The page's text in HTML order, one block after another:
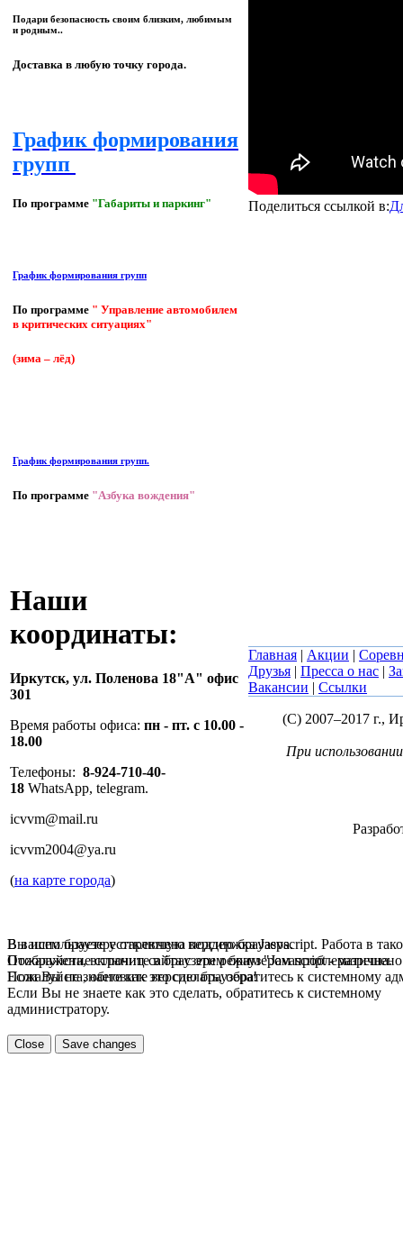
Подари безопасность своим близким, любимым
и родным..
Доставка в любую точку города.
График формирования
групп
По программе "Габариты и паркинг"
График формирования групп
По программе " Управление автомобилем
в критических ситуациях"
(зима – лёд)
График формирования групп.
По программе "Азбука вождения"
Поделиться ссылкой в:
Наши
координаты:
Иркутск, ул. Поленова 18"А" офис
301
Время работы офиса: пн - пт. с 10.00 -
18.00
Телефоны: 8-924-710-40-
18 WhatsApp, telegram.
icvvm@mail.ru
icvvm2004@ya.ru
(на карте города)
Главная | Акции |
Друзья | Пресса о нас |
Вакансии | Ссылки
(C) 2007–2017 г.,
При
В вашем браузере отключена поддержка Jasvscript. Работа в
Пожалуйста, включите в браузере режим "Javascript -
Если Вы не знаете как это сделать, обратитесь к системному
Вы используете устаревшую версию браузера.
Отображение страниц сайта с этим браузером проблематична.
Пожалуйста, обновите версию браузера!
Если Вы не знаете как это сделать, обратитесь к системному
администратору.
Close Save changes